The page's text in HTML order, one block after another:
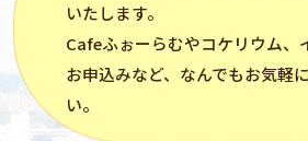
いたします。
Cafeふぉーらむやコケリウム、
お申込みなど、なんでもお気軽
い。